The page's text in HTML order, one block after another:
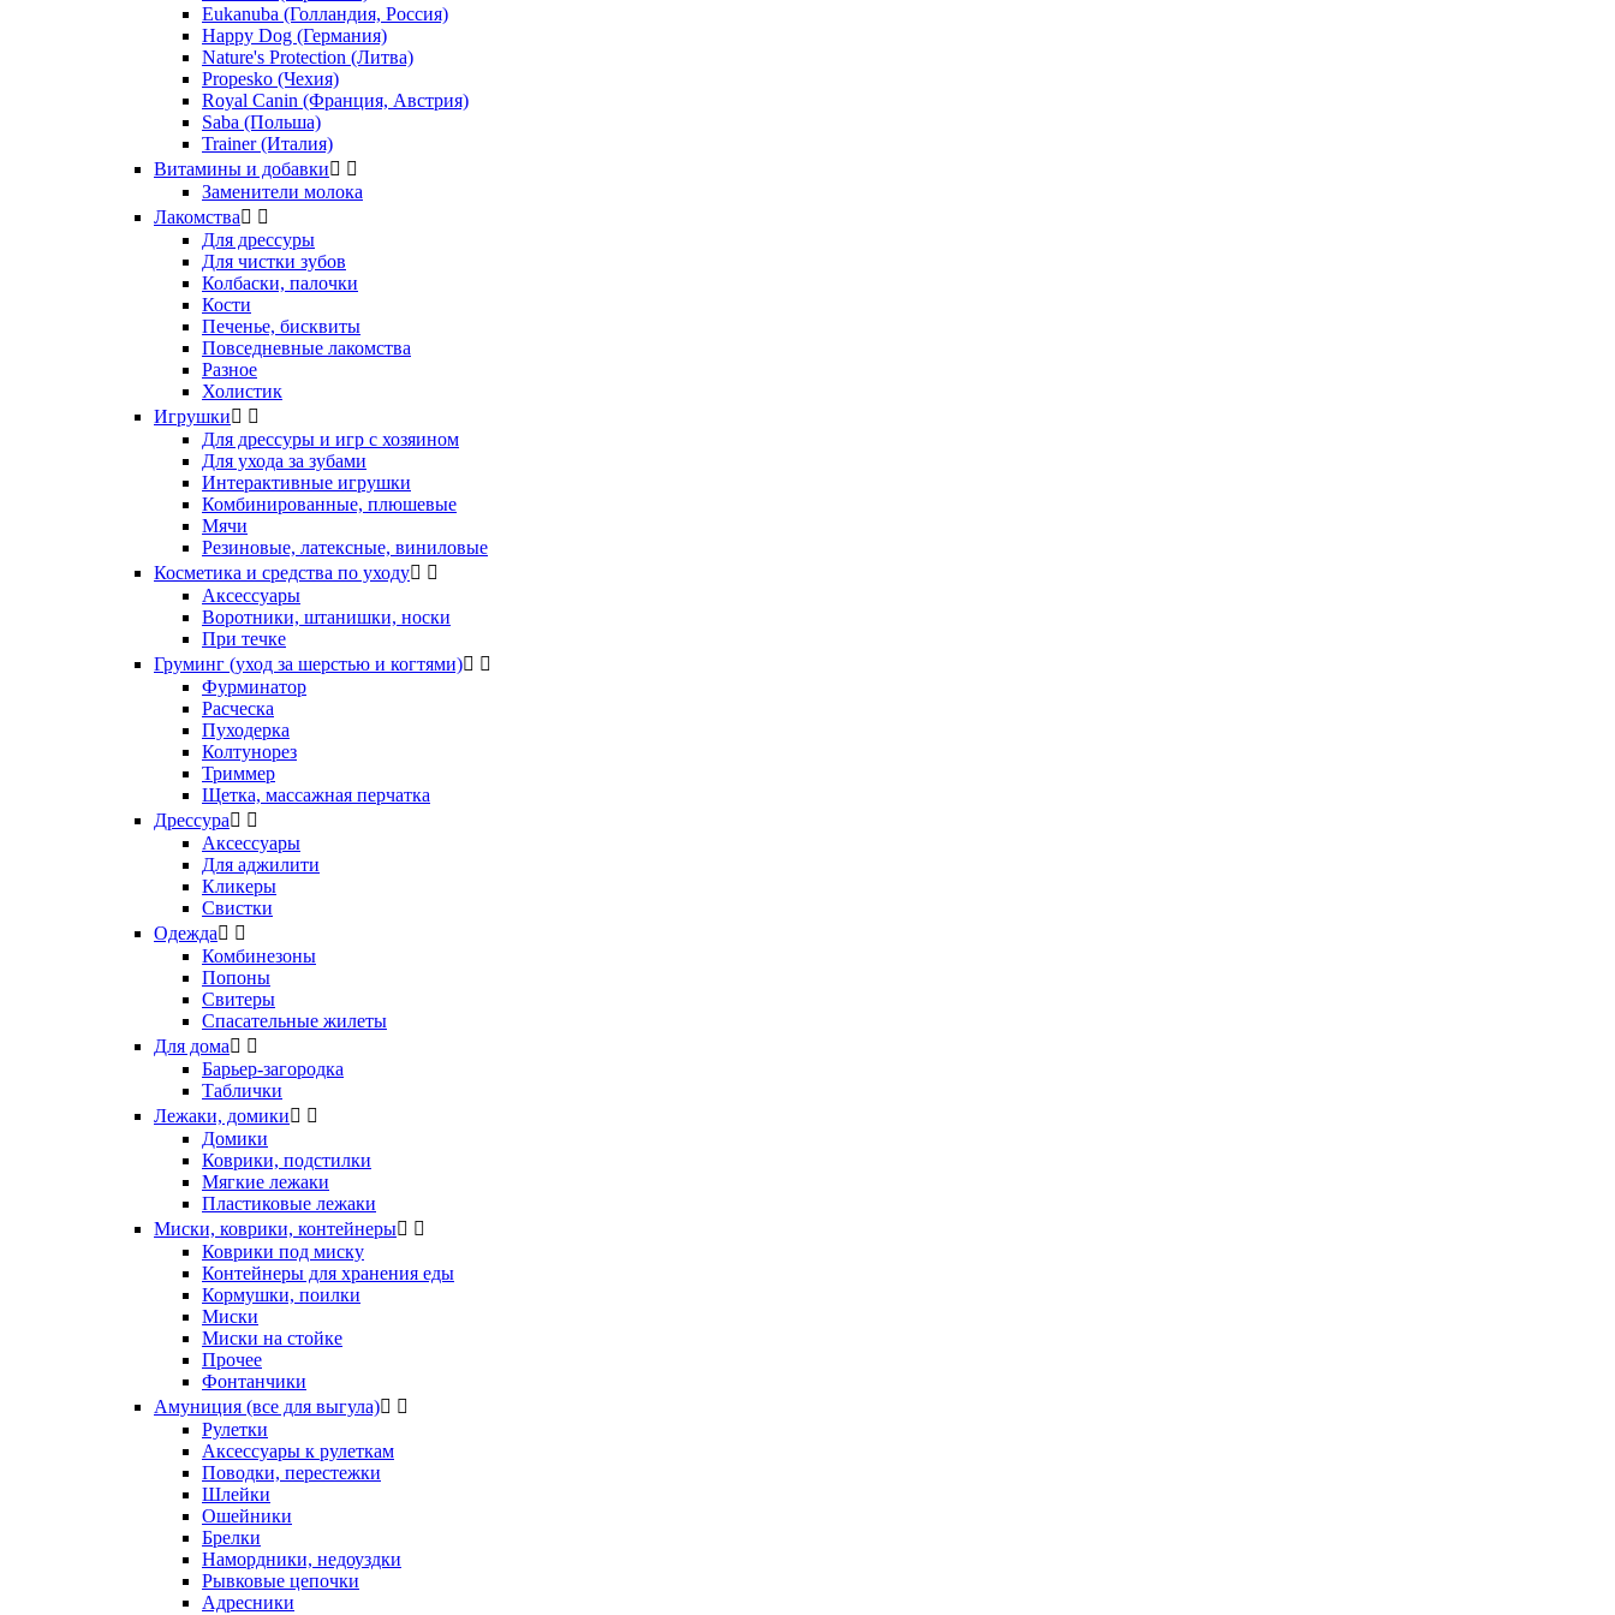
Eukanuba (Голландия, Россия)
Happy Dog (Германия)
Nature's Protection (Литва)
Propesko (Чехия)
Royal Canin (Франция, Австрия)
Saba (Польша)
Trainer (Италия)
Витамины и добавки 
Заменители молока
Лакомства 
Для дрессуры
Для чистки зубов
Колбаски, палочки
Кости
Печенье, бисквиты
Повседневные лакомства
Разное
Холистик
Игрушки 
Для дрессуры и игр с хозяином
Для ухода за зубами
Интерактивные игрушки
Комбинированные, плюшевые
Мячи
Резиновые, латексные, виниловые
Косметика и средства по уходу 
Аксессуары
Воротники, штанишки, носки
При течке
Груминг (уход за шерстью и когтями) 
Фурминатор
Расческа
Пуходерка
Колтунорез
Триммер
Щетка, массажная перчатка
Дрессура 
Аксессуары
Для аджилити
Кликеры
Свистки
Одежда 
Комбинезоны
Попоны
Свитеры
Спасательные жилеты
Для дома 
Барьер-загородка
Таблички
Лежаки, домики 
Домики
Коврики, подстилки
Мягкие лежаки
Пластиковые лежаки
Миски, коврики, контейнеры 
Коврики под миску
Контейнеры для хранения еды
Кормушки, поилки
Миски
Миски на стойке
Прочее
Фонтанчики
Амуниция (все для выгула) 
Рулетки
Аксессуары к рулеткам
Поводки, перестежки
Шлейки
Ошейники
Брелки
Намордники, недоуздки
Рывковые цепочки
Адресники